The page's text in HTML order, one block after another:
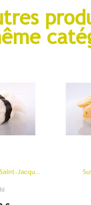
Sushi Coquille Saint-Jacques